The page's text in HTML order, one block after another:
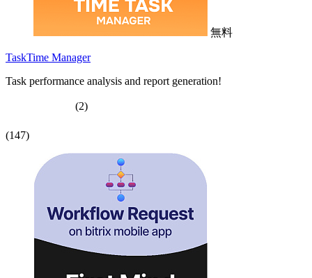
無料
TaskTime Manager
Task performance analysis and report generation!
(2)
(147)